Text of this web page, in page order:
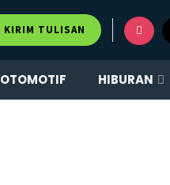
KIRIM TULISAN
OTOMOTIF HIBURAN